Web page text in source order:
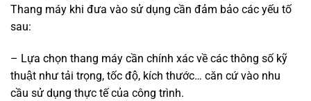
Thang máy khi đưa vào sử dụng cần đảm bảo các yếu tố
sau:
– Lựa chọn thang máy cần chính xác về các thông số kỹ
thuật như tải trọng, tốc độ, kích thước… căn cứ vào nhu
cầu sử dụng thực tế của công trình.